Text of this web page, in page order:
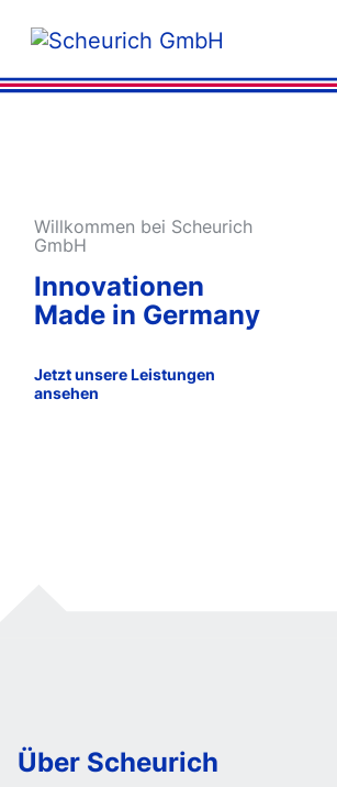
Willkommen bei Scheurich
GmbH
Innovationen
Made in Germany
Jetzt unsere Leistungen
ansehen
Über Scheurich